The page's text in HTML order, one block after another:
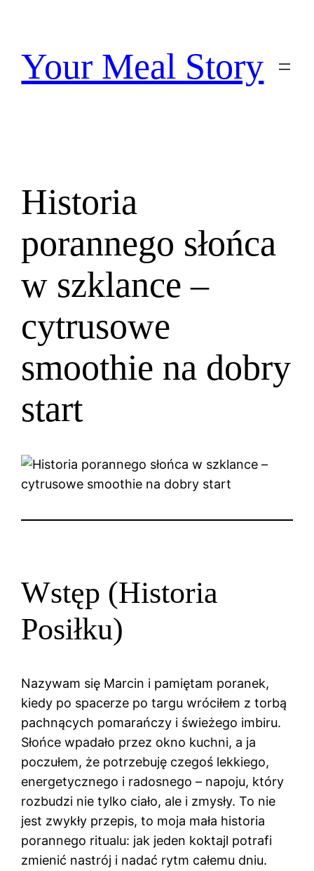
treściYour Meal Story
Historia
porannego słońca
w szklance –
cytrusowe
smoothie na dobry
start
Wstęp (Historia
Posiłku)
Nazywam się Marcin i pamiętam poranek,
kiedy po spacerze po targu wróciłem z torbą
pachnących pomarańczy i świeżego imbiru.
Słońce wpadało przez okno kuchni, a ja
poczułem, że potrzebuję czegoś lekkiego,
energetycznego i radosnego – napoju, który
rozbudzi nie tylko ciało, ale i zmysły. To nie
jest zwykły przepis, to moja mała historia
porannego ritualu: jak jeden koktajl potrafi
zmienić nastrój i nadać rytm całemu dniu.